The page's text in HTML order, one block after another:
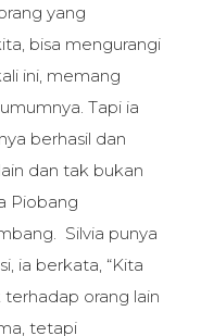
yang
bisa mengurangi
ini, memang
Tapi ia
berhasil dan
dan tak bukan
Piobang
Silvia punya
ia berkata, “Kita
orang lain
tetapi